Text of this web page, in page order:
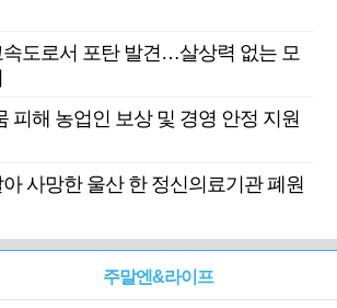
도로서 포탄 발견…살상력 없는 모
피해 농업인 보상 및 경영 안정 지원
사망한 울산 한 정신의료기관 폐원
주말엔&라이프